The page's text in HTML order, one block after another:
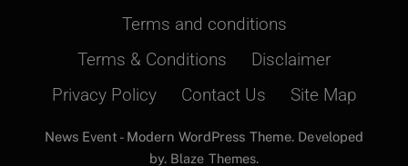
Terms and conditions
Terms & Conditions
Disclaimer
Privacy Policy
Contact Us Site Map
News Event - Modern WordPress Theme. Developed
by. Blaze Themes.